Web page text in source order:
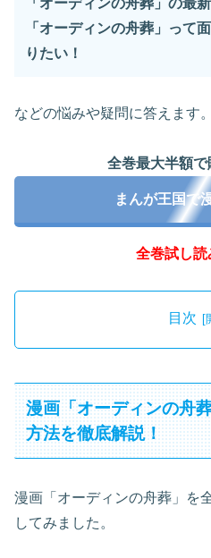
「オーディンの舟葬」の最
「オーディンの舟葬」って
りたい！
などの悩みや疑問に答えます。
全巻最大半額で
まんが王国で
全巻試し読
目次
漫画「オーディンの舟
方法を徹底解説！
漫画「オーディンの舟葬」を
してみました。